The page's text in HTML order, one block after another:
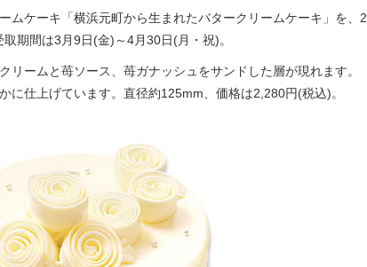
ムケーキ「横浜元町から生まれたバタークリームケーキ」を、2
期間は3月9日(金)～4月30日(月・祝)。
ームと苺ソース、苺ガナッシュをサンドした層が現れます。
に仕上げています。直径約125mm、価格は2,280円(税込)。